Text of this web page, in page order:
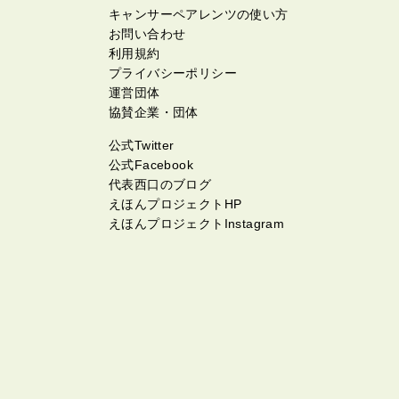
キャンサーペアレンツの使い方
お問い合わせ
利用規約
プライバシーポリシー
運営団体
協賛企業・団体
公式Twitter
公式Facebook
代表西口のブログ
えほんプロジェクトHP
えほんプロジェクトInstagram